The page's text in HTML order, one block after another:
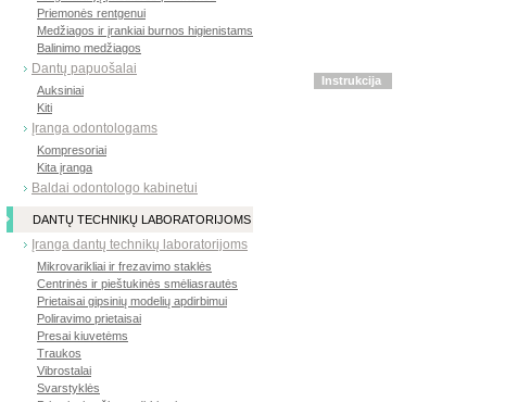
Priemonės rentgenui
Medžiagos ir įrankiai burnos higienistams
Balinimo medžiagos
Dantų papuošalai
Auksiniai
Kiti
Įranga odontologams
Kompresoriai
Kita įranga
Baldai odontologo kabinetui
DANTŲ TECHNIKŲ LABORATORIJOMS
Įranga dantų technikų laboratorijoms
Mikrovarikliai ir frezavimo staklės
Centrinės ir pieštukinės smėliasrautės
Prietaisai gipsinių modelių apdirbimui
Poliravimo prietaisai
Presai kiuvetėms
Traukos
Vibrostalai
Svarstyklės
Instrukcija